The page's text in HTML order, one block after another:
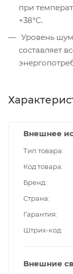
при
+38°С.
Уровень
составляет
Внешнее
Тип товара
Код товара
Бренд
Страна
Гарантия
Штрих-код
Внешние